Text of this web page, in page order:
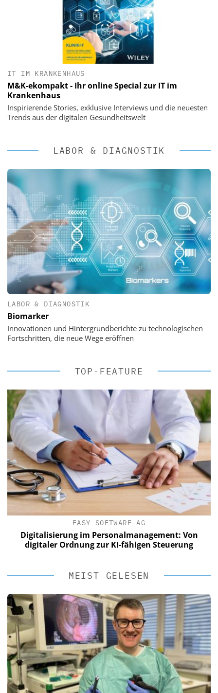
IT IM KRANKENHAUS
M&K-ekompakt - Ihr online Special zur IT im
Krankenhaus
Inspirierende Stories, exklusive Interviews und die neuesten
Trends aus der digitalen Gesundheitswelt
LABOR & DIAGNOSTIK
LABOR & DIAGNOSTIK
Biomarker
Innovationen und Hintergrundberichte zu technologischen
Fortschritten, die neue Wege eröffnen
TOP-FEATURE
EASY SOFTWARE AG
Digitalisierung im Personalmanagement: Von
digitaler Ordnung zur KI-fähigen Steuerung
MEIST GELESEN